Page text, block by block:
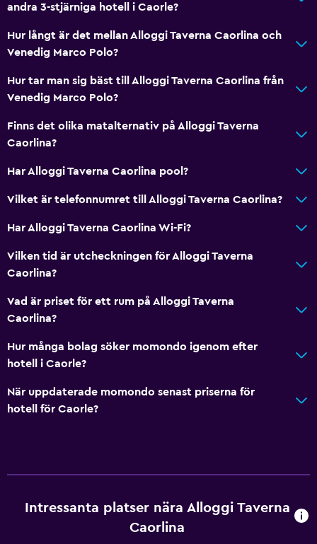
andra 3-stjärniga hotell i Caorle?
Hur långt är det mellan Alloggi Taverna Caorlina och
Venedig Marco Polo?
Hur tar man sig bäst till Alloggi Taverna Caorlina från
Venedig Marco Polo?
Finns det olika matalternativ på Alloggi Taverna
Caorlina?
Har Alloggi Taverna Caorlina pool?
Vilket är telefonnumret till Alloggi Taverna Caorlina?
Har Alloggi Taverna Caorlina Wi-Fi?
Vilken tid är utcheckningen för Alloggi Taverna
Caorlina?
Vad är priset för ett rum på Alloggi Taverna
Caorlina?
Hur många bolag söker momondo igenom efter
hotell i Caorle?
När uppdaterade momondo senast priserna för
hotell för Caorle?
Intressanta platser nära Alloggi Taverna
Caorlina